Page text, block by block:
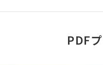
PDF